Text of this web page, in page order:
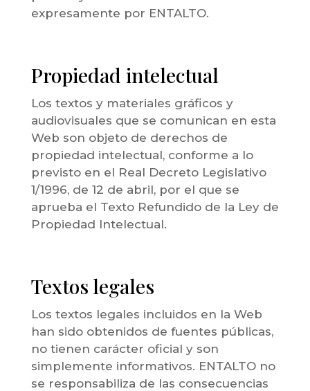
expresamente por ENTALTO.
Propiedad intelectual
Los textos y materiales gráficos y
audiovisuales que se comunican en esta
Web son objeto de derechos de
propiedad intelectual, conforme a lo
previsto en el Real Decreto Legislativo
1/1996, de 12 de abril, por el que se
aprueba el Texto Refundido de la Ley de
Propiedad Intelectual.
Textos legales
Los textos legales incluidos en la Web
han sido obtenidos de fuentes públicas,
no tienen carácter oficial y son
simplemente informativos. ENTALTO no
se responsabiliza de las consecuencias